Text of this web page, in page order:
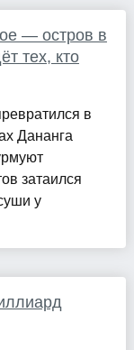
— остров в
тех, кто
в
Дананга
затаился
у